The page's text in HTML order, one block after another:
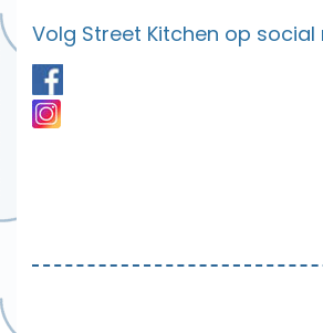
Volg Street Kitchen op social